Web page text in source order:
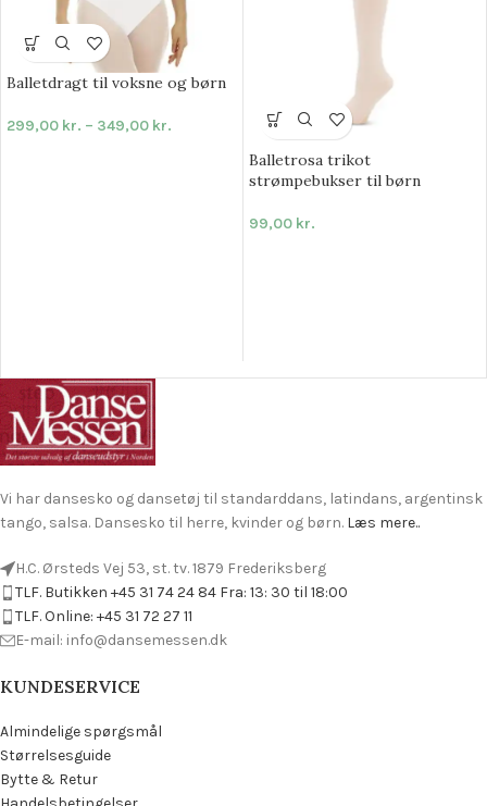
Balletdragt til voksne og børn
299,00 kr. – 349,00 kr.
Balletrosa trikot
strømpebukser til børn
99,00 kr.
Vi har dansesko og dansetøj til standarddans, latindans, argentinsk
tango, salsa. Dansesko til herre, kvinder og børn. Læs mere..
H.C. Ørsteds Vej 53, st. tv. 1879 Frederiksberg
TLF. Butikken +45 31 74 24 84 Fra: 13: 30 til 18:00
TLF. Online: +45 31 72 27 11
E-mail: info@dansemessen.dk
KUNDESERVICE
Almindelige spørgsmål
Størrelsesguide
Bytte & Retur